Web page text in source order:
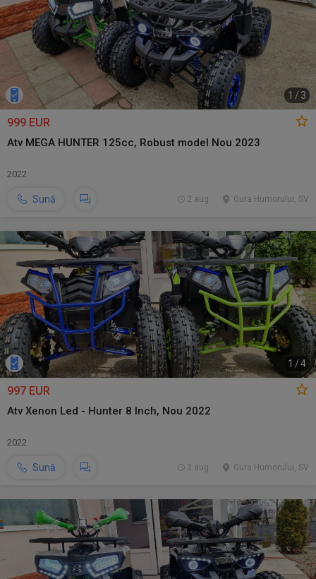
1 / 3
999 EUR
Atv MEGA HUNTER 125cc, Robust model Nou 2023
2022
Sună Gura Humorului, SV
2 aug.
1 /4
997 EUR
Atv Xenon Led - Hunter 8 Inch, Nou 2022
2022
Sună Gura Humorului, SV
2 aug.